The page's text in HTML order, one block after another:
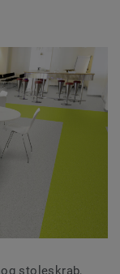
stoleskrab,